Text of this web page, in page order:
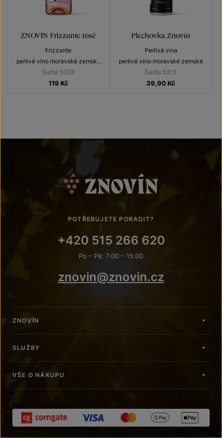
ZNOVÍN Frizzante rosé
Frizzante
perlivé víno moravské zemské
2025
Šarže 5328
119 Kč
Plechovka Znovín
Perlivá vína
perlivé víno moravské zemské
Šarže 5313
39,90 Kč
POTŘEBUJETE PORADIT?
+420 515 266 620
Po – Pá: 7:00 – 15:00
znovin@znovin.cz
ZNOVÍN
SLUŽBY
VŠE O NÁKUPU